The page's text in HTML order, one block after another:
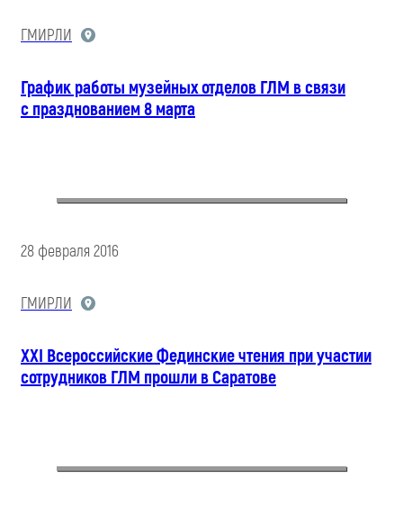
ГМИРЛИ
График работы музейных отделов ГЛМ в связи
с празднованием 8 марта
28 февраля 2016
ГМИРЛИ
XXI Всероссийские Фединские чтения при участии
сотрудников ГЛМ прошли в Саратове